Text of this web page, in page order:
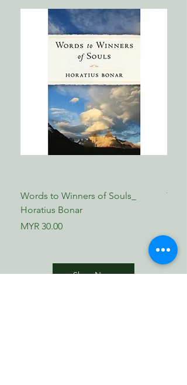
Words to Winners of Souls_
Horatius Bonar
Price
MYR 30.00
The
Shop Now